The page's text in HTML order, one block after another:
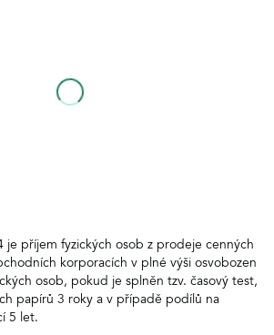
je příjem fyzických osob z prodeje cenných
korporacích v plné výši osvobozen
osob, pokud je splněn tzv. časový test,
papírů 3 roky a v případě podílů na
5 let.